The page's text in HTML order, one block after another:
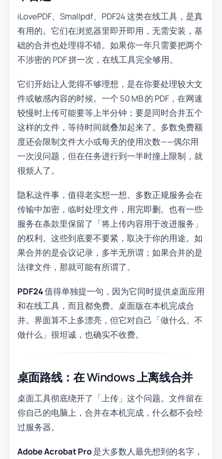
iLovePDF、Smallpdf、PDF24 这类在线工具，是真
有用的。它们在浏览器里即开即用，无需安装，基
础的合并也处理得不错。如果你一年只需要把两个
不涉密的 PDF 拼一次，在线工具完全够用。
它们开始让人觉得不够理想，是在你要处理较大文
件或敏感内容的时候。一个 50 MB 的 PDF，在网速
较慢时上传可能要等上半分钟；要是同时合并五个
这样的文件，等待时间就叠加起来了。多数免费额
度还会限制文件大小或每天的使用次数——偶尔用
一次没问题，但在任务进行到一半时撞上限制，就
很烦人了。
隐私这件事，值得老实想一想。多数正规服务会在
传输中加密，临时处理文件，用完即删。也有一些
服务在条款里保留了「将上传内容用于改进服务」
的权利。这些到底要不要紧，取决于你的用途。如
果合并的是会议记录，多半无所谓；如果合并的是
法律文件，那就可能有所谓了。
PDF24值得单独提一句，因为它同时提供桌面应用
和在线工具，而且都免费。桌面版在本机完成合
并。界面算不上多漂亮，但它对自己「做什么、不
做什么」很坦诚，也确实不收费。
桌面路线：在 Windows 上离线合并
桌面工具彻底绕开了「上传」这个问题。文件留在
你自己的电脑上，合并在本机完成，什么都不会经
过服务器。
Adobe Acrobat Pro是大多数人最先想到的名字，